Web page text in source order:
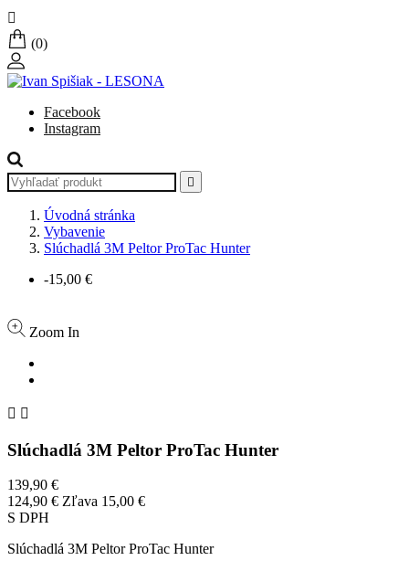

(0)
Facebook
Instagram

Úvodná stránka
Vybavenie
Slúchadlá 3M Peltor ProTac Hunter
-15,00 €
Zoom In
 
Slúchadlá 3M Peltor ProTac Hunter
139,90 €
124,90 € Zľava 15,00 €
S DPH
Slúchadlá 3M Peltor ProTac Hunter